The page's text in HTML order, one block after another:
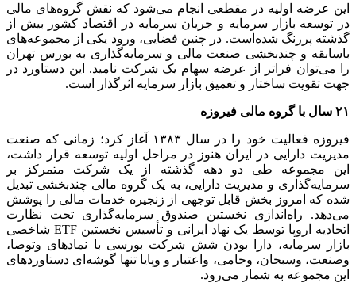
این عرضه اولیه در مقطعی انجام می‌شود که نقش گروه‌های مالی
در توسعه بازار سرمایه و جریان سرمایه در اقتصاد کشور بیش از
گذشته پررنگ شده‌است. در چنین فضایی، ورود یکی از مجموعه‌های
باسابقه و چندبخشی صنعت مالی و سرمایه‌گذاری به بورس تهران
را می‌توان فراتر از عرضه سهام یک شرکت نامید. این دستاورد در
جهت تقویت ساختار و تعمیق بازار سرمایه اثرگذار است.
۲۱ سال با گروه مالی فیروزه
فیروزه فعالیت خود را در سال ۱۳۸۳ آغاز کرد؛ زمانی که صنعت
مدیریت دارایی در ایران هنوز در مراحل اولیه توسعه قرار داشت،
این مجموعه طی دو دهه گذشته از یک شرکت متمرکز بر
سرمایه‌گذاری و مدیریت دارایی، به یک گروه مالی چندبخشی تبدیل
شده که امروز بخش قابل توجهی از زنجیره خدمات مالی را پوشش
می‌دهد. راه‌اندازی نخستین صندوق سرمایه‌گذاری تحت نظارت
اتحادیه اروپا توسط یک نهاد ایرانی و تأسیس نخستین ETF شاخصی
بازار سرمایه، دارا بودن شش شرکت بورسی با نماد‌های وتوصا،
وصنعت، وسبحان، وجامی، واعتبار و وپایا تنها گوشه‌ای دستاورد‌های
این مجموعه به شمار می‌رود.